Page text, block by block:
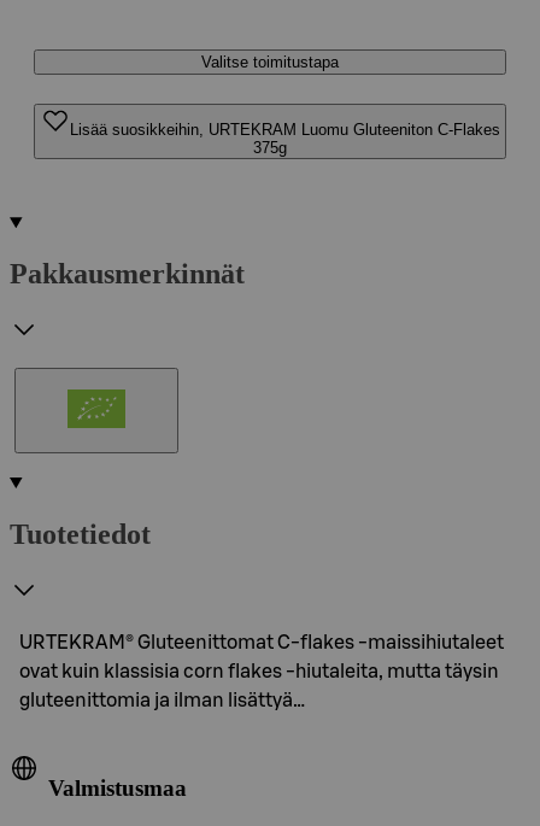
Valitse toimitustapa
Lisää suosikkeihin, URTEKRAM Luomu Gluteeniton C-Flakes
375g
Pakkausmerkinnät
Tuotetiedot
URTEKRAM® Gluteenittomat C-flakes ‑maissihiutaleet
ovat kuin klassisia corn flakes ‑hiutaleita, mutta täysin
gluteenittomia ja ilman lisättyä…
Valmistusmaa